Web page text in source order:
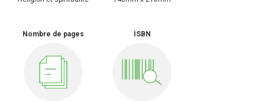
Nombre de pages ISBN